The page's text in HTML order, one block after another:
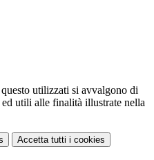
utilizzati si avvalgono di
utili alle finalità illustrate nella
Accetta tutti i cookies